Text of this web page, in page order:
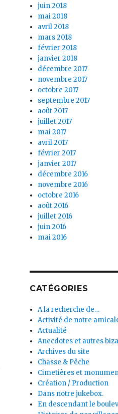
juin 2018
mai 2018
avril 2018
mars 2018
février 2018
janvier 2018
décembre 2017
novembre 2017
octobre 2017
septembre 2017
août 2017
juillet 2017
mai 2017
avril 2017
février 2017
janvier 2017
décembre 2016
novembre 2016
octobre 2016
août 2016
juillet 2016
juin 2016
mai 2016
CATÉGORIES
A la recherche de…
Activité de notre
Actualité
Anecdotes et autres
Archives du site
Chasse & Pêche
Cimetières et
Création / Production
Dans notre jukebox.
En descendant le